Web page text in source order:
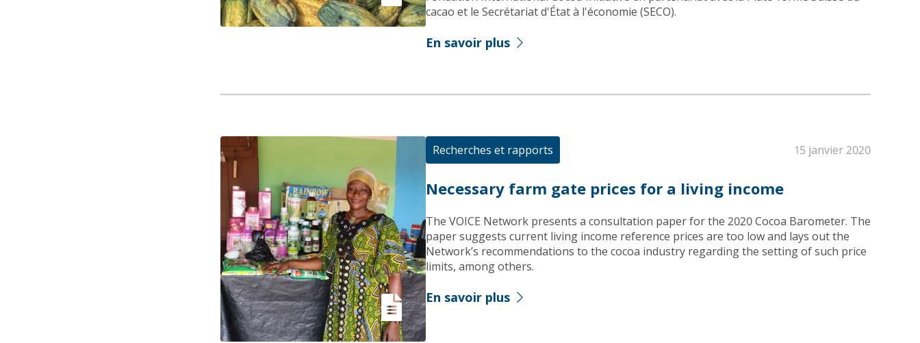
cacao et le Secrétariat d'État à l'économie (SECO).
En savoir plus
Recherches et rapports 15 janvier 2020
Necessary farm gate prices for a living income
The VOICE Network presents a consultation paper for the 2020 Cocoa Barometer. The
paper suggests current living income reference prices are too low and lays out the
Network’s recommendations to the cocoa industry regarding the setting of such price
limits, among others.
En savoir plus